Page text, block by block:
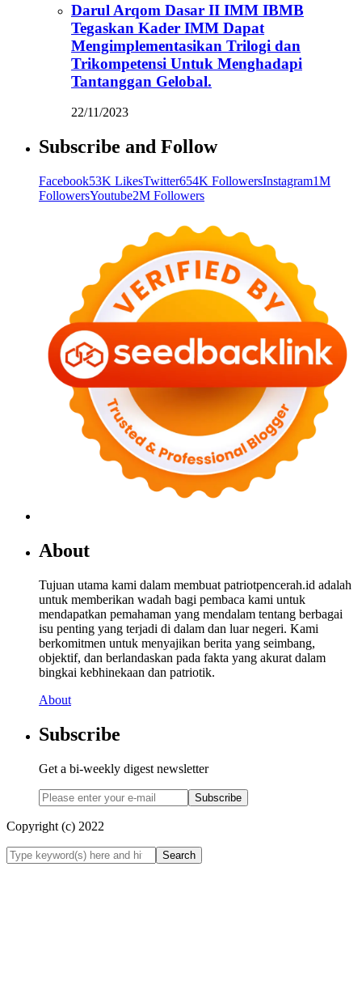
Darul Arqom Dasar II IMM IBMB
Tegaskan Kader IMM Dapat
Mengimplementasikan Trilogi dan
Trikompetensi Untuk Menghadapi
Tantanggan Gelobal.
22/11/2023
Subscribe and Follow
Facebook53K LikesTwitter654K FollowersInstagram1M
FollowersYoutube2M Followers
About
Tujuan utama kami dalam membuat patriotpencerah.id adalah
untuk memberikan wadah bagi pembaca kami untuk
mendapatkan pemahaman yang mendalam tentang berbagai
isu penting yang terjadi di dalam dan luar negeri. Kami
berkomitmen untuk menyajikan berita yang seimbang,
objektif, dan berlandaskan pada fakta yang akurat dalam
bingkai kebhinekaan dan patriotik.
About
Subscribe
Get a bi-weekly digest newsletter
Subscribe
Copyright (c) 2022